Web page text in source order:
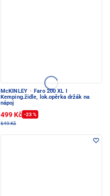
McKINLEY · Faro 200 XL I
Kemping.židle, lok.opěrka držák na
nápoj
499 Kč -23 %
649 Kč